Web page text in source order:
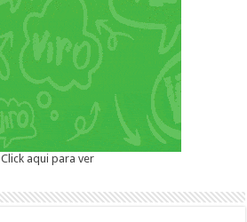
Click aqui para ver